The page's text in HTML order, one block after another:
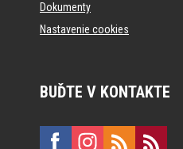
Dokumenty
Nastavenie cookies
BUĎTE V KONTAKTE